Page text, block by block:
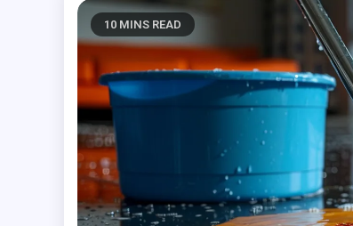
10 MINS READ